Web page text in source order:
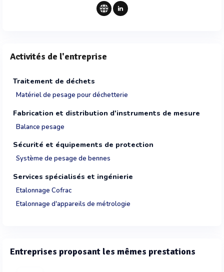
Activités de l'entreprise
Traitement de déchets
Matériel de pesage pour déchetterie
Fabrication et distribution d'instruments de mesure
Balance pesage
Sécurité et équipements de protection
Système de pesage de bennes
Services spécialisés et ingénierie
Etalonnage Cofrac
Etalonnage d'appareils de métrologie
Entreprises proposant les mêmes prestations